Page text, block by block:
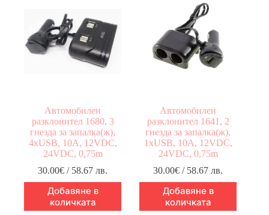
Автомобилен
разклонител 1680, 3
гнезда за запалка(ж),
4xUSB, 10A, 12VDC,
24VDC, 0,75m
30.00€ / 58.67 лв.
Добавяне в
количката
Автомобилен
разклонител 1641, 2
гнезда за запалка(ж),
1xUSB, 10A, 12VDC,
24VDC, 0,75m
30.00€ / 58.67 лв.
Добавяне в
количката